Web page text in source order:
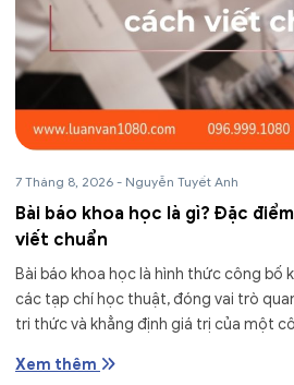
7 Tháng 8, 2026 - Nguyễn Tuyết Anh
Bài báo khoa học là gì? Đặc
viết chuẩn
Bài báo khoa học là hình thức công bố
các tạp chí học thuật, đóng vai trò
tri thức và khẳng định giá trị của một
Xem thêm